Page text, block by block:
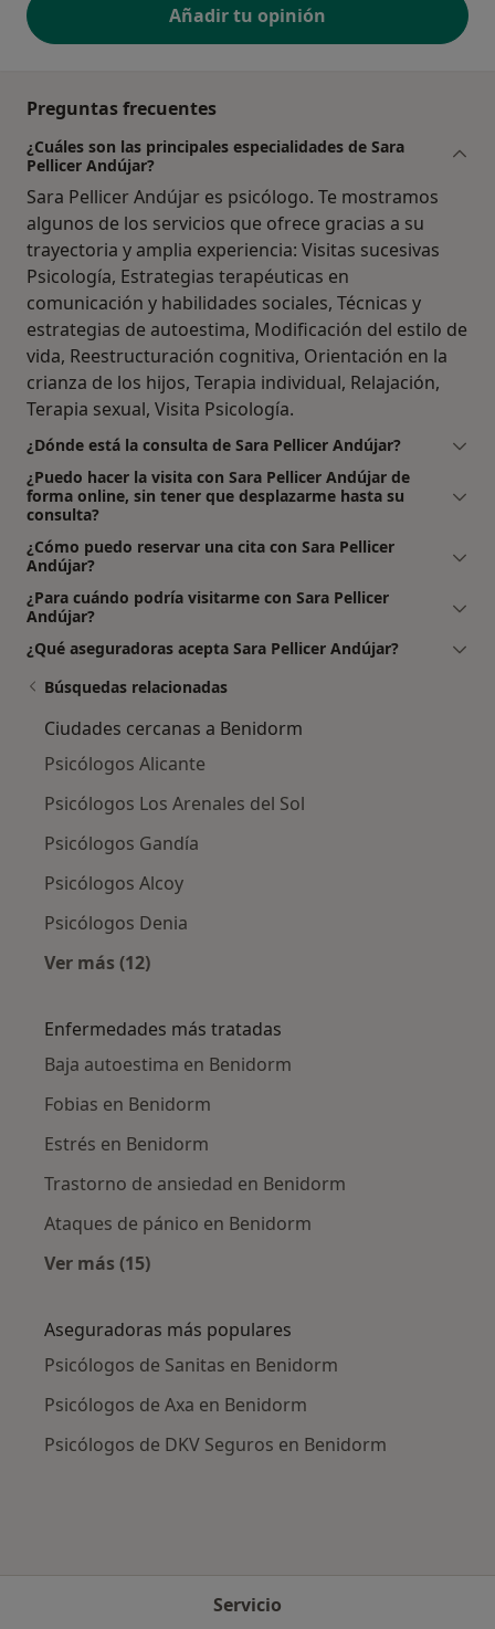
Añadir tu opinión
Preguntas frecuentes
¿Cuáles son las principales especialidades de Sara
Pellicer Andújar?
Sara Pellicer Andújar es psicólogo. Te mostramos
algunos de los servicios que ofrece gracias a su
trayectoria y amplia experiencia: Visitas sucesivas
Psicología, Estrategias terapéuticas en
comunicación y habilidades sociales, Técnicas y
estrategias de autoestima, Modificación del estilo de
vida, Reestructuración cognitiva, Orientación en la
crianza de los hijos, Terapia individual, Relajación,
Terapia sexual, Visita Psicología.
¿Dónde está la consulta de Sara Pellicer Andújar?
¿Puedo hacer la visita con Sara Pellicer Andújar de
forma online, sin tener que desplazarme hasta su
consulta?
¿Cómo puedo reservar una cita con Sara Pellicer
Andújar?
¿Para cuándo podría visitarme con Sara Pellicer
Andújar?
¿Qué aseguradoras acepta Sara Pellicer Andújar?
Búsquedas relacionadas
Ciudades cercanas a Benidorm
Psicólogos Alicante
Psicólogos Los Arenales del Sol
Psicólogos Gandía
Psicólogos Alcoy
Psicólogos Denia
Ver más (12)
Enfermedades más tratadas
Baja autoestima en Benidorm
Fobias en Benidorm
Estrés en Benidorm
Trastorno de ansiedad en Benidorm
Ataques de pánico en Benidorm
Ver más (15)
Aseguradoras más populares
Psicólogos de Sanitas en Benidorm
Psicólogos de Axa en Benidorm
Psicólogos de DKV Seguros en Benidorm
Servicio